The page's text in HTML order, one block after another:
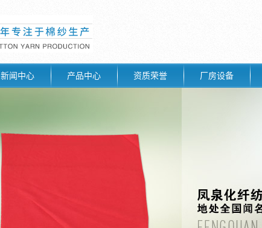
新闻中心 产品中心 资质荣誉 厂房设备